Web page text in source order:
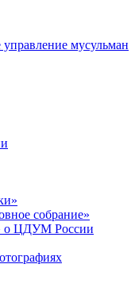
мусульман
собрание»
о ЦДУМ России